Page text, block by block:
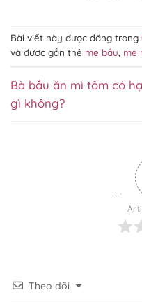
Bài viết này được đăng trong
và được gắn thẻ mẹ bầu, mẹ
Bà bầu ăn mì tôm có
gì không?
Theo dõi